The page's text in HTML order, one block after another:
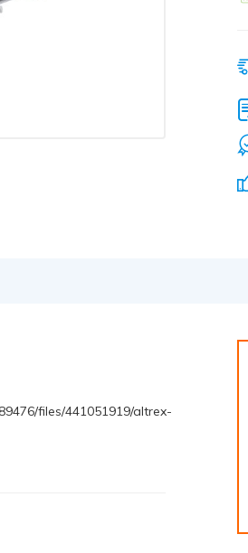
files/441051919/altrex-